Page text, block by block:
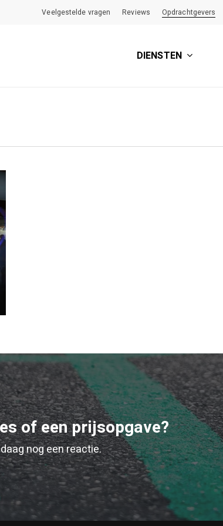
Veelgestelde vragen Reviews Opdrachtgevers
DIENSTEN
of een prijsopgave?
nog een reactie.